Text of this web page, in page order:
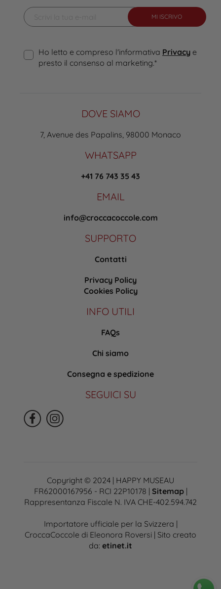
MI ISCRIVO
Ho letto e compreso l'informativa Privacye
presto il consenso al marketing.*
DOVE SIAMO
7, Avenue des Papalins, 98000 Monaco
WHATSAPP
+41 76 743 35 43
EMAIL
info@croccacoccole.com
SUPPORTO
Contatti
Privacy Policy
Cookies Policy
INFO UTILI
FAQs
Chi siamo
Consegna e spedizione
SEGUICI SU
Copyright © 2024 | HAPPY MUSEAU
FR62000167956 - RCI 22P10178 | Sitemap|
Rappresentanza Fiscale N. IVA CHE-402.594.742
Importatore ufficiale per la Svizzera |
CroccaCoccole di Eleonora Roversi | Sito creato
da: etinet.it